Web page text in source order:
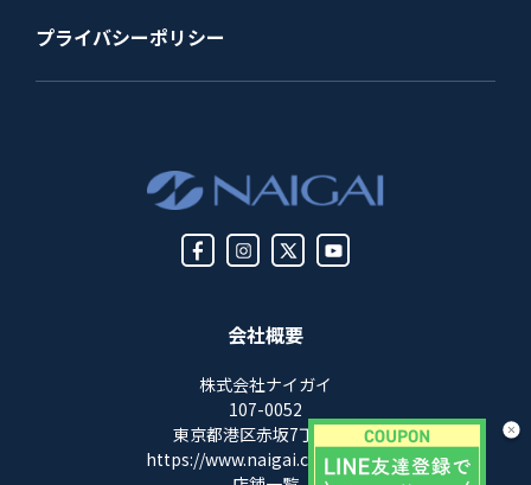
会社概要
株式会社ナイガイ
107-0052
東京都港区赤坂7丁目8-5
https://www.naigai.co.jp/corp/
プライバシーポリシー